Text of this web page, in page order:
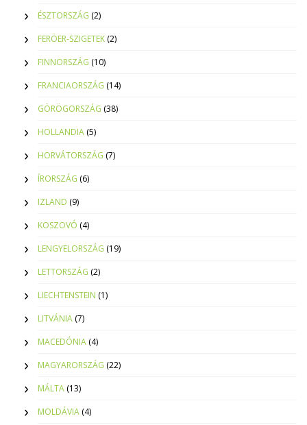
ÉSZTORSZÁG (2)
FERÖER-SZIGETEK (2)
FINNORSZÁG (10)
FRANCIAORSZÁG (14)
GÖRÖGORSZÁG (38)
HOLLANDIA (5)
HORVÁTORSZÁG (7)
ÍRORSZÁG (6)
IZLAND (9)
KOSZOVÓ (4)
LENGYELORSZÁG (19)
LETTORSZÁG (2)
LIECHTENSTEIN (1)
LITVÁNIA (7)
MACEDÓNIA (4)
MAGYARORSZÁG (22)
MÁLTA (13)
MOLDÁVIA (4)